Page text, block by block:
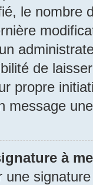
le nombre
de
propre
message
à
une